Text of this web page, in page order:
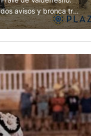
avisos y bronca tras
silencio. Alejandro